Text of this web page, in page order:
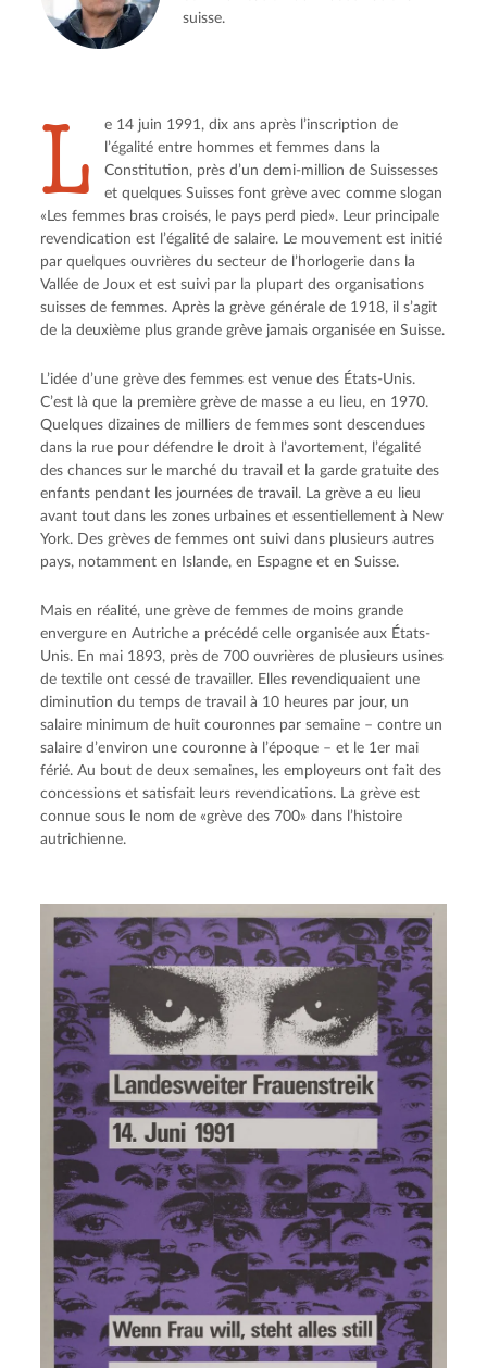
suisse.
L
e 14 juin 1991, dix ans après l’inscription de
l’égalité entre hommes et femmes dans la
Constitution, près d’un demi-million de Suissesses
et quelques Suisses font grève avec comme slogan
«Les femmes bras croisés, le pays perd pied». Leur principale
revendication est l’égalité de salaire. Le mouvement est initié
par quelques ouvrières du secteur de l’horlogerie dans la
Vallée de Joux et est suivi par la plupart des organisations
suisses de femmes. Après la grève générale de 1918, il s’agit
de la deuxième plus grande grève jamais organisée en Suisse.
L’idée d’une grève des femmes est venue des États-Unis.
C’est là que la première grève de masse a eu lieu, en 1970.
Quelques dizaines de milliers de femmes sont descendues
dans la rue pour défendre le droit à l’avortement, l’égalité
des chances sur le marché du travail et la garde gratuite des
enfants pendant les journées de travail. La grève a eu lieu
avant tout dans les zones urbaines et essentiellement à New
York. Des grèves de femmes ont suivi dans plusieurs autres
pays, notamment en Islande, en Espagne et en Suisse.
Mais en réalité, une grève de femmes de moins grande
envergure en Autriche a précédé celle organisée aux États-
Unis. En mai 1893, près de 700 ouvrières de plusieurs usines
de textile ont cessé de travailler. Elles revendiquaient une
diminution du temps de travail à 10 heures par jour, un
salaire minimum de huit couronnes par semaine – contre un
salaire d’environ une couronne à l’époque – et le 1er mai
férié. Au bout de deux semaines, les employeurs ont fait des
concessions et satisfait leurs revendications. La grève est
connue sous le nom de «grève des 700» dans l’histoire
autrichienne.